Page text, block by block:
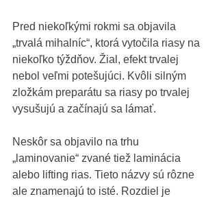
Pred niekoľkými rokmi sa objavila
„trvalá mihalníc“, ktorá vytočila riasy na
niekoľko týždňov. Žial, efekt trvalej
nebol veľmi potešujúci. Kvôli silným
zložkám preparátu sa riasy po trvalej
vysušujú a začínajú sa lámať.
Neskôr sa objavilo na trhu
„laminovanie“ zvané tiež laminácia
alebo lifting rias. Tieto názvy sú rôzne
ale znamenajú to isté. Rozdiel je